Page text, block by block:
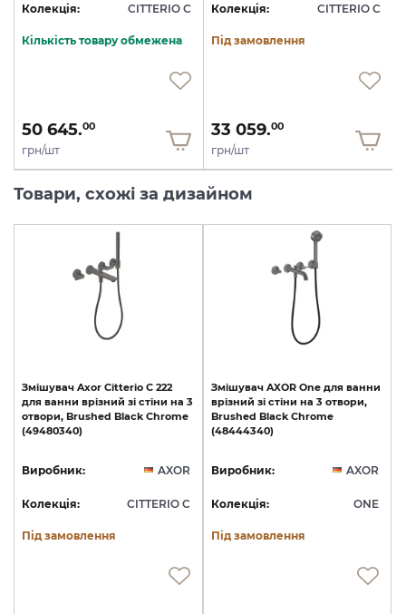
Колекція: CITTERIO C
Кількість товару обмежена
50 645.00
грн/шт
Колекція: CITTERIO C
Під замовлення
33 059.00
грн/шт
Товари, схожі за дизайном
Змішувач Axor Citterio C 222
для ванни врізний зі стіни на 3
отвори, Brushed Black Chrome
(49480340)
Виробник: AXOR
Колекція: CITTERIO C
Під замовлення
Змішувач AXOR One для ванни
врізний зі стіни на 3 отвори,
Brushed Black Chrome
(48444340)
Виробник: AXOR
Колекція: ONE
Під замовлення